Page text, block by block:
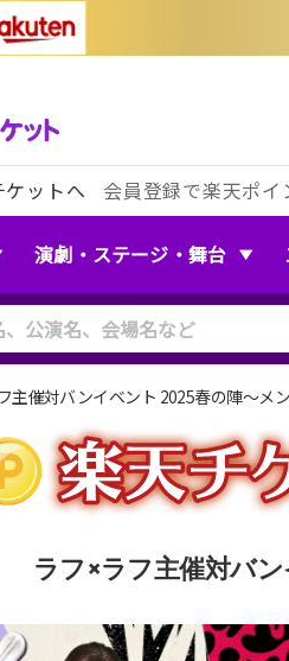
ットへ 会員登録で楽天ポ
演劇・ステージ・舞台
主催対バンイベント 2025春の陣〜メ
ラフ×ラフ主催対バ